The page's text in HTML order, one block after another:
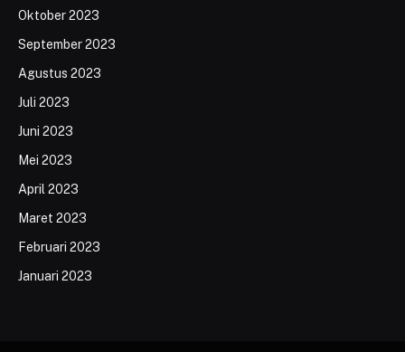
Oktober 2023
September 2023
Agustus 2023
Juli 2023
Juni 2023
Mei 2023
April 2023
Maret 2023
Februari 2023
Januari 2023